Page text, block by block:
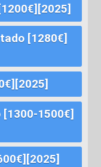
[1280€]
[1300-1500€]